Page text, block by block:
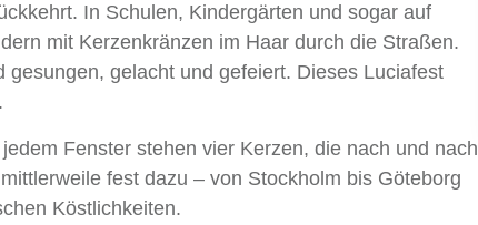
In Schulen, Kindergärten und sogar auf
mit Kerzenkränzen im Haar durch die Straßen.
gelacht und gefeiert. Dieses Luciafest
Fenster stehen vier Kerzen, die nach und nach
fest dazu – von Stockholm bis Göteborg
Köstlichkeiten.